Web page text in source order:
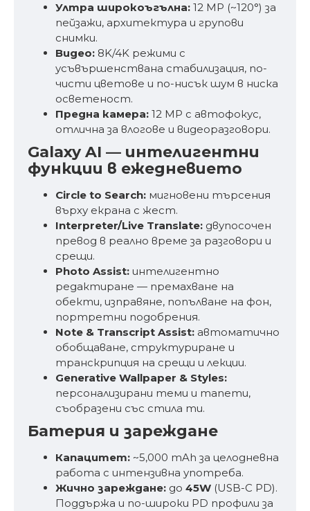
Ултра широкоъгълна: 12 MP (~120°) за
пейзажи, архитектура и групови
снимки.
Видео: 8K/4K режими с
усъвършенствана стабилизация, по-
чисти цветове и по-нисък шум в ниска
осветеност.
Предна камера: 12 MP с автофокус,
отлична за влогове и видеоразговори.
Galaxy AI — интелигентни
функции в ежедневието
Circle to Search: мигновени търсения
върху екрана с жест.
Interpreter/Live Translate: двупосочен
превод в реално време за разговори и
срещи.
Photo Assist: интелигентно
редактиране — премахване на
обекти, изправяне, попълване на фон,
портретни подобрения.
Note & Transcript Assist: автоматично
обобщаване, структуриране и
транскрипция на срещи и лекции.
Generative Wallpaper & Styles:
персонализирани теми и тапети,
съобразени със стила ти.
Батерия и зареждане
Капацитет: ~5,000 mAh за целодневна
работа с интензивна употреба.
Жично зареждане: до 45W (USB-C PD).
Поддържа и по-широки PD профили за